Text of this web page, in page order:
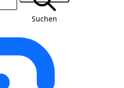
Suchen